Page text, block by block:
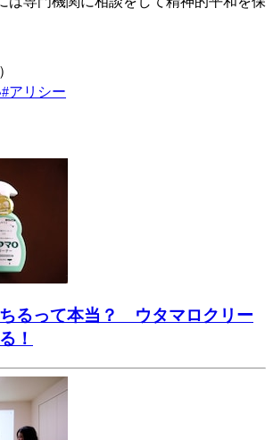
#アリシー
るって本当？ ウタマロクリー
！